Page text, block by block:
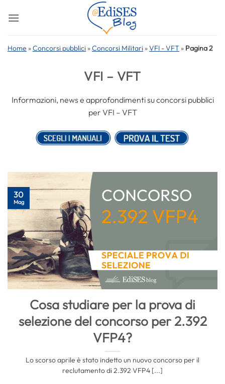
Home »Concorsi pubblici »Concorsi Militari »VFI - VFT » Pagina 2
VFI – VFT
Informazioni, news e approfondimenti su concorsi pubblici
per VFI – VFT
Cosa studiare per la prova di
selezione del concorso per 2.392
VFP4?
Lo scorso aprile è stato indetto un nuovo concorso per il
reclutamento di 2.392 VFP4 [...]
30
Mag